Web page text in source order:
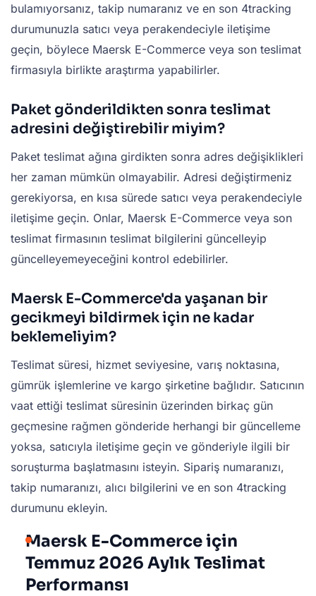
bulamıyorsanız, takip numaranız ve en son 4tracking
durumunuzla satıcı veya perakendeciyle iletişime
geçin, böylece Maersk E-Commerce veya son teslimat
firmasıyla birlikte araştırma yapabilirler.
Paket gönderildikten sonra teslimat
adresini değiştirebilir miyim?
Paket teslimat ağına girdikten sonra adres değişiklikleri
her zaman mümkün olmayabilir. Adresi değiştirmeniz
gerekiyorsa, en kısa sürede satıcı veya perakendeciyle
iletişime geçin. Onlar, Maersk E-Commerce veya son
teslimat firmasının teslimat bilgilerini güncelleyip
güncelleyemeyeceğini kontrol edebilirler.
Maersk E-Commerce'da yaşanan bir
gecikmeyi bildirmek için ne kadar
beklemeliyim?
Teslimat süresi, hizmet seviyesine, varış noktasına,
gümrük işlemlerine ve kargo şirketine bağlıdır. Satıcının
vaat ettiği teslimat süresinin üzerinden birkaç gün
geçmesine rağmen gönderide herhangi bir güncelleme
yoksa, satıcıyla iletişime geçin ve gönderiyle ilgili bir
soruşturma başlatmasını isteyin. Sipariş numaranızı,
takip numaranızı, alıcı bilgilerini ve en son 4tracking
durumunu ekleyin.
Maersk E-Commerce için
Temmuz 2026 Aylık Teslimat
Performansı